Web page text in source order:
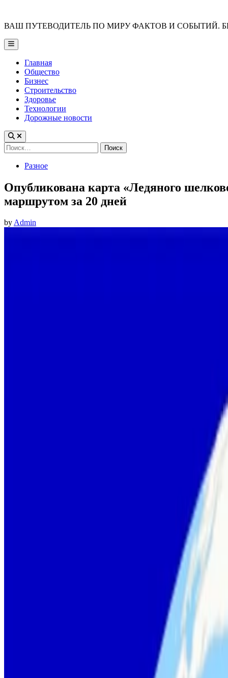
content
ВАШ ПУТЕВОДИТЕЛЬ ПО МИРУ ФАКТОВ И СОБЫТИЙ.
Main
Menu
Главная
Общество
Бизнес
Строительство
Здоровье
Технологии
Дорожные новости
Найти:
PostedРазное
Опубликована карта «Ледяного
маршрутом за 20 дней
byAdmin